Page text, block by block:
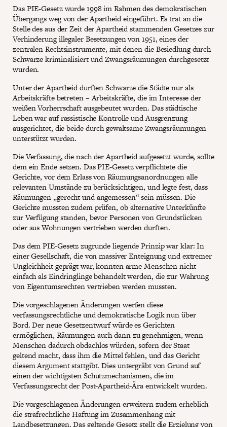
Das PIE-Gesetz wurde 1998 im Rahmen des demokratischen
Übergangs weg von der Apartheid eingeführt. Es trat an die
Stelle des aus der Zeit der Apartheid stammenden Gesetzes zur
Verhinderung illegaler Besetzungen von 1951, eines der
zentralen Rechtsinstrumente, mit denen die Besiedlung durch
Schwarze kriminalisiert und Zwangsräumungen durchgesetzt
wurden.
Unter der Apartheid durften Schwarze die Städte nur als
Arbeitskräfte betreten – Arbeitskräfte, die im Interesse der
weißen Vorherrschaft ausgebeutet wurden. Das städtische
Leben war auf rassistische Kontrolle und Ausgrenzung
ausgerichtet, die beide durch gewaltsame Zwangsräumungen
unterstützt wurden.
Die Verfassung, die nach der Apartheid aufgesetzt wurde, sollte
dem ein Ende setzen. Das PIE-Gesetz verpflichtete die
Gerichte, vor dem Erlass von Räumungsanordnungen alle
relevanten Umstände zu berücksichtigen, und legte fest, dass
Räumungen „gerecht und angemessen“ sein müssen. Die
Gerichte mussten zudem prüfen, ob alternative Unterkünfte
zur Verfügung standen, bevor Personen von Grundstücken
oder aus Wohnungen vertrieben werden durften.
Das dem PIE-Gesetz zugrunde liegende Prinzip war klar: In
einer Gesellschaft, die von massiver Enteignung und extremer
Ungleichheit geprägt war, konnten arme Menschen nicht
einfach als Eindringlinge behandelt werden, die zur Wahrung
von Eigentumsrechten vertrieben werden mussten.
Die vorgeschlagenen Änderungen werfen diese
verfassungsrechtliche und demokratische Logik nun über
Bord. Der neue Gesetzentwurf würde es Gerichten
ermöglichen, Räumungen auch dann zu genehmigen, wenn
Menschen dadurch obdachlos würden, sofern der Staat
geltend macht, dass ihm die Mittel fehlen, und das Gericht
diesem Argument stattgibt. Dies untergräbt von Grund auf
einen der wichtigsten Schutzmechanismen, die im
Verfassungsrecht der Post-Apartheid-Ära entwickelt wurden.
Die vorgeschlagenen Änderungen erweitern zudem erheblich
die strafrechtliche Haftung im Zusammenhang mit
Landbesetzungen. Das geltende Gesetz stellt die Erzielung von